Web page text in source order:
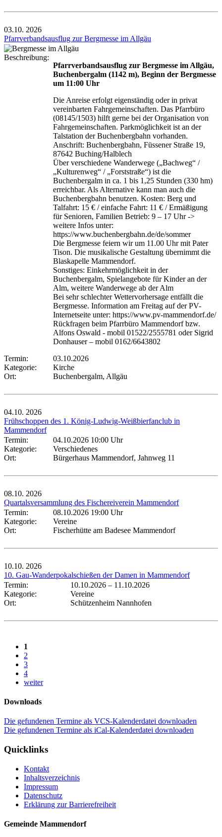
03.10. 2026
Pfarrverbandsausflug zur Bergmesse im Allgäu
Beschreibung:
Pfarrverbandsausflug zur Bergmesse im Allgäu,
Buchenbergalm (1142 m), Beginn der Bergmesse
um 11:00 Uhr
Die Anreise erfolgt eigenständig oder in privat
vereinbarten Fahrgemeinschaften. Das Pfarrbüro
(08145/1503) hilft gerne bei der Organisation von
Fahrgemeinschaften. Parkmöglichkeit ist an der
Talstation der Buchenbergbahn vorhanden.
Anschrift: Buchenbergbahn, Füssener Straße 19,
87642 Buching/Halblech
Über verschiedene Wanderwege („Bachweg“ /
„Kulturenweg“ / „Forststraße“) ist die
Buchenbergalm in ca. 1 bis 1,25 Stunden (330 hm)
erreichbar. Als Alternative kann man auch die
Buchenbergbahn benutzen. Kosten: Berg und
Talfahrt: 15 € / einfache Fahrt: 11 € / Ermäßigung
für Senioren, Familien Betrieb: 9 – 17 Uhr ->
weitere Infos unter:
https://www.buchenbergbahn.de/de/sommer
Die Bergmesse feiern wir um 11.00 Uhr mit Pater
Tison. Die musikalische Gestaltung übernimmt die
Blaskapelle Mammendorf.
Sonstiges: Einkehrmöglichkeit in der
Buchenbergalm, Spielangebote für Kinder an der
Alm, weitere Wanderwege ab der Alm
Bei sehr schlechter Wettervorhersage entfällt die
Bergmesse. Information am Freitag auf der PV-
Internetseite unter: https://www.pv-mammendorf.de/
Rückfragen beim Pfarrbüro Mammendorf bzw.
Alfons Oswald - mobil 01522/2555781 oder Sigrid
Donhauser – mobil 0162/6643802
Termin:
03.10.2026
Kategorie:
Kirche
Ort:
Buchenbergalm, Allgäu
04.10. 2026
Frühschoppen des 1. König-Ludwig-Weißbierfanclub in
Mammendorf
Termin:
04.10.2026 10:00 Uhr
Kategorie:
Verschiedenes
Ort:
Bürgerhaus Mammendorf, Jahnweg 11
08.10. 2026
Quartalsversammlung des Fischereiverein Mammendorf
Termin:
08.10.2026 19:00 Uhr
Kategorie:
Vereine
Ort:
Fischerhütte am Badesee Mammendorf
10.10. 2026
10. Gau-Wanderpokalschießen der Damen in Mammendorf
Termin:
10.10.2026 – 11.10.2026
Kategorie:
Vereine
Ort:
Schützenheim Nannhofen
1
2
3
4
weiter
Downloads
Die gefundenen Termine als VCS-Kalenderdatei downloaden
Die gefundenen Termine als iCal-Kalenderdatei downloaden
Quicklinks
Kontakt
Inhaltsverzeichnis
Impressum
Datenschutz
Erklärung zur Barrierefreiheit
Gemeinde Mammendorf